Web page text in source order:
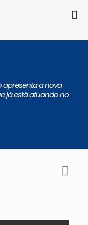
apresenta a nova
já está atuando no